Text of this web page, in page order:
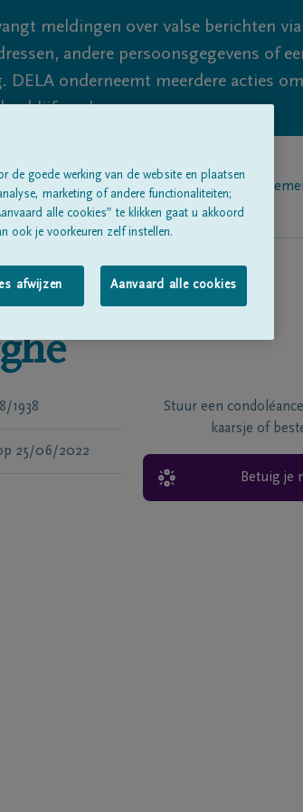
meldingen over valse berichten
andere persoonsgegevens of
onderneemt meerdere acties
blijf waakzaam.
Alle rouwberichten Over ons
1938
25/06/2022
Stuur een
kaarsje of
Betuig je
de goede werking van de website en plaatsen
marketing of andere functionaliteiten;
alle cookies” te klikken gaat u akkoord
ook je voorkeuren zelf instellen.
afwijzen Aanvaard alle cookies